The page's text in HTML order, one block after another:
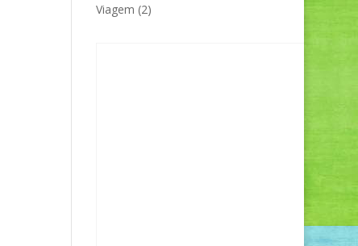
Viagem (2)